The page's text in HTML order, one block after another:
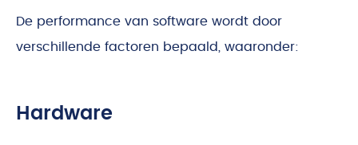
De performance van software wordt door
verschillende factoren bepaald, waaronder:
Hardware